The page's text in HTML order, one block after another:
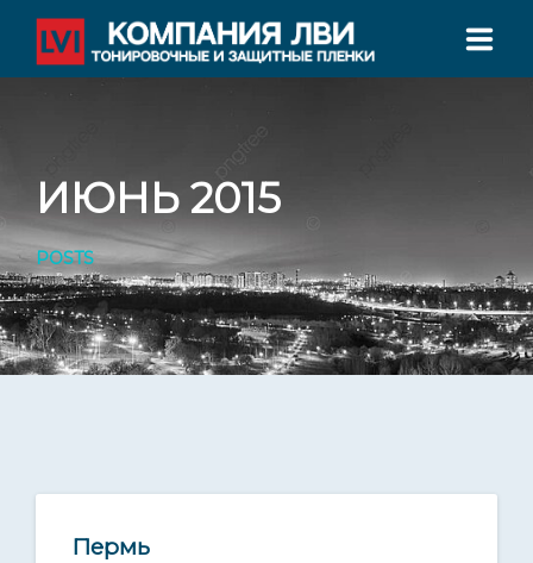
УСЛУГИ ТОНИРОВАНИЯ
СЕРТИФИКАТЫ
ФИЛИАЛЫ
Доставка по всей России
ИЮНЬ 2015
POSTS
05
Пермь